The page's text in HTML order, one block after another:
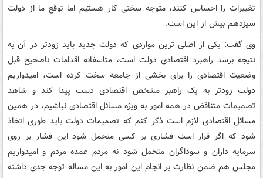
تغییرات را احساس کنند، متوجه سختی کار هستیم اما توقع ما از دولت
سیزدهم بیش از این است.
وی گفت: یکی از اصلی ترین مواردی که دولت جدید باید زودتر در آن به
نتیجه برسد راهبرد اقتصادی دولت است، متاسفانه اقدامات ناصحیح قبل
وضعیت اقتصادی را برای بخشی از جامعه سخت کرده است، امیدواریم
دولت زودتر به یک راهبر مشخص اقتصادی دست پیدا کند و شاهد
تصمیمات متناقض در همه امور به ویژه مسائل اقتصادی نباشیم، در همین
مسائل اقتصادی لازم است ذکر کنم که تصمیمات دولت باید طوری اتخاذ
شود که اگر قرار است فشاری بر کسی متحمل شود این فشار بر روی
سرمایه داران و سوداگران متحمل شود نه مردم عمده مردم و امیدواریم
مجلس هم ضمن نظارت بر انجام این امور به این مساله توجه جدی داشته